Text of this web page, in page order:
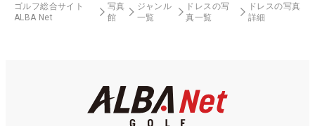
ゴルフ総合サイト
ALBA Net
写真
館
ジャンル
一覧
ドレスの写
真一覧
ドレスの写真
詳細